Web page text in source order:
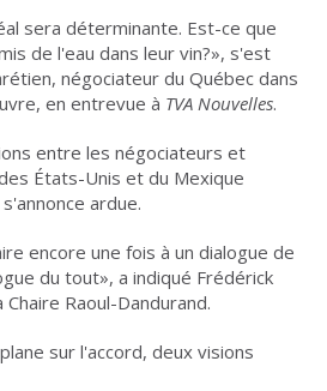
sera déterminante. Est-ce que
de l'eau dans leur vin?», s'est
négociateur du Québec dans
en entrevue à TVA Nouvelles.
entre les négociateurs et
États-Unis et du Mexique
ardue.
encore une fois à un dialogue de
du tout», a indiqué Frédérick
Raoul-Dandurand.
sur l'accord, deux visions